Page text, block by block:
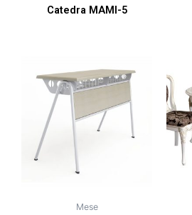
Catedra MAMI-5
Mese